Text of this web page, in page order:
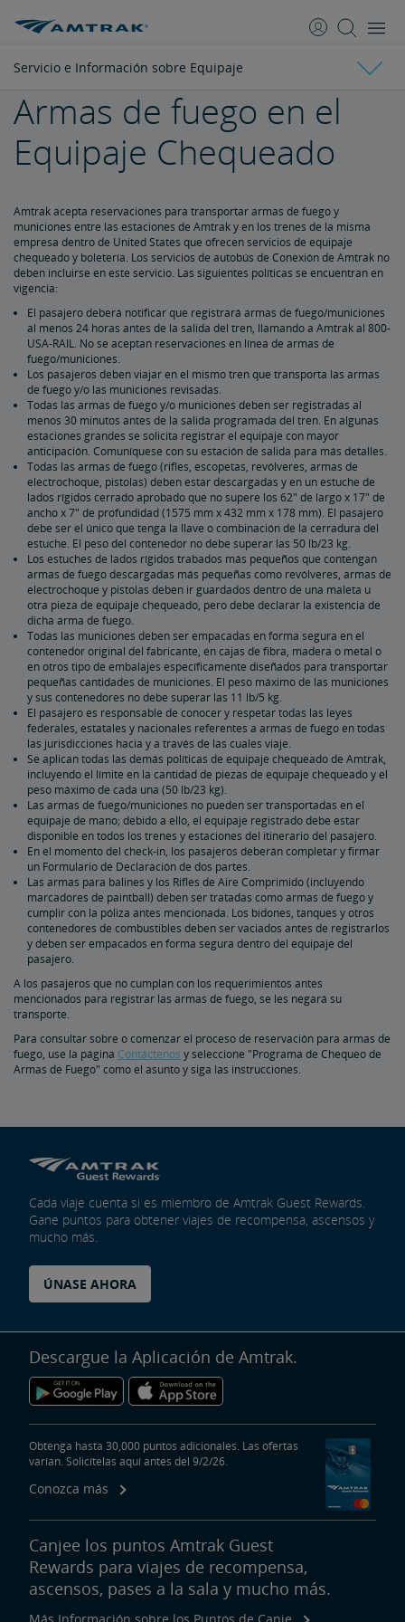
Servicio e Información sobre Equipaje
Alojamientos
Plazas de Habitaciones Privadas
Plazas de Asientos
Comer A Bordo
Comidas Tradicionales
Opciones Flexibles de Comidas
Cafetería
Restaurantes del Acela
Menús especiales y Dietas con requerimientos especiales
Alimentos Personales, Bebidas y Medicamentos
Servicio e Información sobre Equipaje
Equipaje de Mano
Artículos Especiales
Artículos Prohibidos en el Equipaje
Informar sobre Objetos Perdidos
Limitación de Responsabilidad de Equipajes
Armar Sus Maletas
Servicios de Equipaje en la Estación
Armas de fuego en el Equipaje Chequeado
Viaje con Wi-Fi
Mascotas en el Tren
Lleve su Bicicleta
Preguntas Frecuentes Sobre Bicicletas
Armas de fuego en el
Equipaje Chequeado
Amtrak acepta reservaciones para transportar armas de fuego y
municiones entre las estaciones de Amtrak y en los trenes de la misma
empresa dentro de United States que ofrecen servicios de equipaje
chequeado y boletería. Los servicios de autobús de Conexión de Amtrak no
deben incluirse en este servicio. Las siguientes políticas se encuentran en
vigencia:
El pasajero deberá notificar que registrará armas de fuego/municiones
al menos 24 horas antes de la salida del tren, llamando a Amtrak al 800-
USA-RAIL. No se aceptan reservaciones en línea de armas de
fuego/municiones.
Los pasajeros deben viajar en el mismo tren que transporta las armas
de fuego y/o las municiones revisadas.
Todas las armas de fuego y/o municiones deben ser registradas al
menos 30 minutos antes de la salida programada del tren. En algunas
estaciones grandes se solicita registrar el equipaje con mayor
anticipación. Comuníquese con su estación de salida para más detalles.
Todas las armas de fuego (rifles, escopetas, revólveres, armas de
electrochoque, pistolas) deben estar descargadas y en un estuche de
lados rígidos cerrado aprobado que no supere los 62" de largo x 17" de
ancho x 7" de profundidad (1575 mm x 432 mm x 178 mm). El pasajero
debe ser el único que tenga la llave o combinación de la cerradura del
estuche. El peso del contenedor no debe superar las 50 lb/23 kg.
Los estuches de lados rígidos trabados más pequeños que contengan
armas de fuego descargadas más pequeñas como revólveres, armas de
electrochoque y pistolas deben ir guardados dentro de una maleta u
otra pieza de equipaje chequeado, pero debe declarar la existencia de
dicha arma de fuego.
Todas las municiones deben ser empacadas en forma segura en el
contenedor original del fabricante, en cajas de fibra, madera o metal o
en otros tipo de embalajes específicamente diseñados para transportar
pequeñas cantidades de municiones. El peso máximo de las municiones
y sus contenedores no debe superar las 11 lb/5 kg.
El pasajero es responsable de conocer y respetar todas las leyes
federales, estatales y nacionales referentes a armas de fuego en todas
las jurisdicciones hacia y a través de las cuales viaje.
Se aplican todas las demás políticas de equipaje chequeado de Amtrak,
incluyendo el límite en la cantidad de piezas de equipaje chequeado y el
peso máximo de cada una (50 lb/23 kg).
Las armas de fuego/municiones no pueden ser transportadas en el
equipaje de mano; debido a ello, el equipaje registrado debe estar
disponible en todos los trenes y estaciones del itinerario del pasajero.
En el momento del check-in, los pasajeros deberán completar y firmar
un Formulario de Declaración de dos partes.
Las armas para balines y los Rifles de Aire Comprimido (incluyendo
marcadores de paintball) deben ser tratadas como armas de fuego y
cumplir con la póliza antes mencionada. Los bidones, tanques y otros
contenedores de combustibles deben ser vaciados antes de registrarlos
y deben ser empacados en forma segura dentro del equipaje del
pasajero.
A los pasajeros que no cumplan con los requerimientos antes
mencionados para registrar las armas de fuego, se les negará su
transporte.
Para consultar sobre o comenzar el proceso de reservación para armas de
fuego, use la página Contáctenos y seleccione "Programa de Chequeo de
Armas de Fuego" como el asunto y siga las instrucciones.
Cada viaje cuenta si es miembro de Amtrak Guest Rewards.
Gane puntos para obtener viajes de recompensa, ascensos y
mucho más.
ÚNASE AHORA
Descargue la Aplicación de Amtrak.
Obtenga hasta 30,000 puntos adicionales. Las ofertas
varían. Solicítelas aquí antes del 9/2/26.
Conozca más
Canjee los puntos Amtrak Guest
Rewards para viajes de recompensa,
ascensos, pases a la sala y mucho más.
Más Información sobre los Puntos de Canje